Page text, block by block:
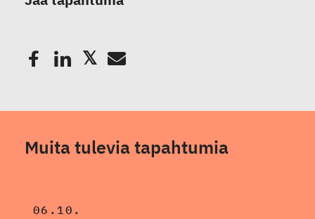
Muita tulevia tapahtumia
06.10.